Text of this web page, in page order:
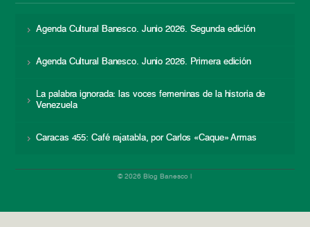
Agenda Cultural Banesco. Junio 2026. Segunda edición
Agenda Cultural Banesco. Junio 2026. Primera edición
La palabra ignorada: las voces femeninas de la historia de
Venezuela
Caracas 455: Café rajatabla, por Carlos «Caque» Armas
© 2026 Blog Banesco |